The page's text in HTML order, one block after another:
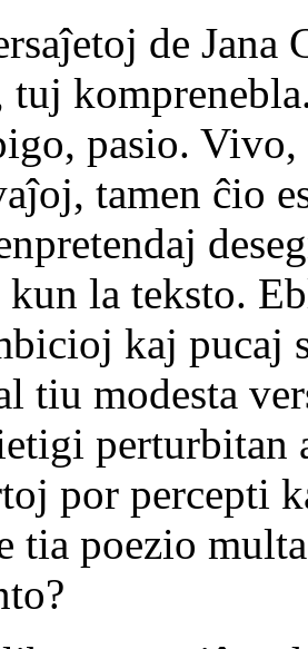
de Jana
tuj
pasio.
tamen ĉio
la teksto.
kaj pucaj
tiu modesta
perturbitan
por percepti
tia poezio